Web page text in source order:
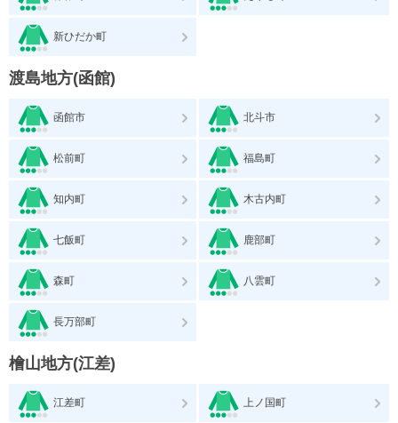
新ひだか町
渡島地方(函館)
函館市 北斗市
松前町 福島町
知内町 木古内町
七飯町 鹿部町
森町 八雲町
長万部町
檜山地方(江差)
江差町 上ノ国町